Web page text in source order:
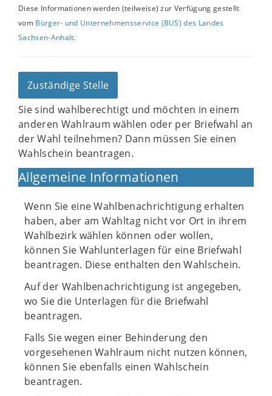
Diese Informationen werden (teilweise) zur Verfügung gestellt
vom Bürger- und Unternehmensservice (BUS) des Landes
Sachsen-Anhalt.
Zuständige Stelle
Sie sind wahlberechtigt und möchten in einem
anderen Wahlraum wählen oder per Briefwahl an
der Wahl teilnehmen? Dann müssen Sie einen
Wahlschein beantragen.
Allgemeine Informationen
Wenn Sie eine Wahlbenachrichtigung erhalten
haben, aber am Wahltag nicht vor Ort in ihrem
Wahlbezirk wählen können oder wollen,
können Sie Wahlunterlagen für eine Briefwahl
beantragen. Diese enthalten den Wahlschein.
Auf der Wahlbenachrichtigung ist angegeben,
wo Sie die Unterlagen für die Briefwahl
beantragen.
Falls Sie wegen einer Behinderung den
vorgesehenen Wahlraum nicht nutzen können,
können Sie ebenfalls einen Wahlschein
beantragen.